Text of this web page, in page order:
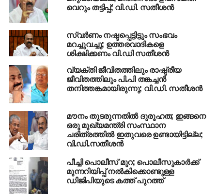
ജനാധിപത്യ സംവിധാനത്തില്‍ പ്രതിഷേധങ്ങള്‍
ഉയരുന്നതു സ്വാഭാവികമാണ്. അധികാരത്തില്‍
ഇരിക്കുന്നവര്‍ അതിനെയൊക്കെ
സഹിഷ്ണുതയോടെയാണ് സമീപിക്കേണ്ടത്. ആരും
പ്രതിഷേധിക്കരുതെന്ന് ജനാധിപത്യ
സംവിധാനത്തിലൂടെ തിരഞ്ഞെടുക്കപ്പെട്ട സര്‍ക്കാരുകള്‍
തീരുമാനിക്കുന്നത് തന്നെ ഏകാധിപത്യവും
ഫാഷിസവുമാണ്.
പൊതുവിദ്യാഭ്യാസ മന്ത്രി സ്ഥാനത്ത് ഇരിക്കുന്ന
അങ്ങ് എത്രയോ സമരങ്ങള്‍ക്കും പ്രതിഷേധങ്ങള്‍ക്കും
നേതൃത്വം നല്‍കിയ ആളാണ്. എത്രയോ കാലം
വിദ്യാര്‍ത്ഥി സംഘടനയെ നയിച്ചു. പ്രതിഷേധിച്ചും
പ്രതികരിച്ചും രാഷ്ട്രീയ സമരാനുഭവങ്ങളിലൂടെ കടന്ന്
വരികയും ചെയ്ത അങ്ങ് മന്ത്രിയായിരിക്കുമ്പോള്‍
പ്രതിഷേധിച്ചതിന്റെ പേരില്‍ രണ്ട് സ്‌കൂളുകളെ
വെറും തട്ടിപ്പ്; വി.ഡി. സതീശൻ
സ്വര്‍ണം നഷ്ടപ്പെട്ടിട്ടും സംഭവം
മറച്ചുവച്ചു; ഉത്തരവാദികളെ
ശിക്ഷിക്കണം വി.ഡി സതീശന്‍
വ്യക്തി ജീവിതത്തിലും രാഷ്ട്രീയ
ജീവിതത്തിലും പി.പി തങ്കച്ചന്‍
തനിത്തങ്കമായിരുന്നു; വി.ഡി. സതീശന്‍
മൗനം തുടരുന്നതില്‍ ദുരൂഹത; ഇങ്ങനെ
ഒരു മുഖ്യമന്ത്രി സംസ്ഥാന
ചരിത്രത്തില്‍ ഇതുവരെ ഉണ്ടായിട്ടില്ല;
വി.ഡി.സതീശന്‍
പീച്ചി പൊലീസ് മുറ; പൊലീസുകാര്‍ക്ക്
മുന്നറിയിപ്പ് നല്‍കിക്കൊണ്ടുള്ള
ഡിജിപിയുടെ കത്ത് പുറത്ത്